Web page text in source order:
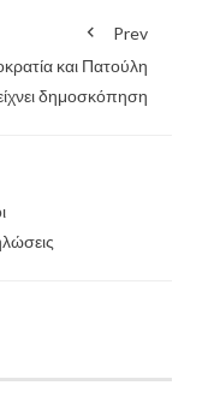
Prev
και Πατούλη
δημοσκόπηση